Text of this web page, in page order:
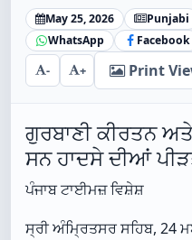
May 25, 2026 Punjabi
WhatsApp
Facebook
- + Print
ਗੁਰਬਾਣੀ ਕੀਰਤਨ
ਸਨ ਹਾਦਸੇ ਦੀਆਂ
ਪੰਜਾਬ ਟਾਈਮਜ਼ ਵਿਸ਼ੇਸ਼
ਸ੍ਰੀ ਅੰਮ੍ਰਿਤਸਰ ਸਹਿਬ, 24